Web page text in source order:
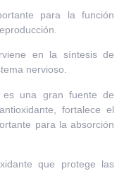
para la función
en la síntesis de
nervioso.
una gran fuente de
fortalece el
para la absorción
que protege las